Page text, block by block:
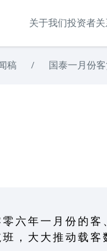
关于我们投资者关
稿 / 国泰一月份
六 年 一 月 份 的
， 大 大 推 动 载 客